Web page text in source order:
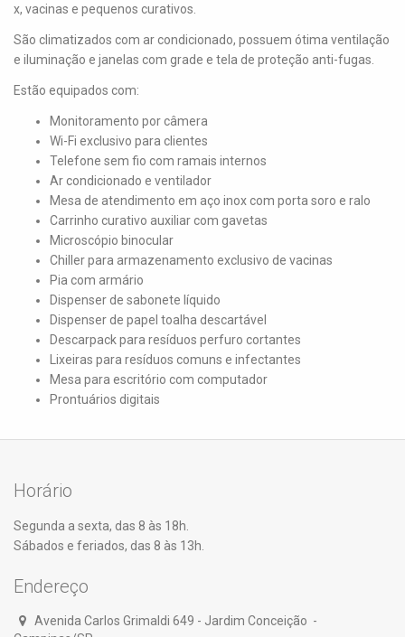
x, vacinas e pequenos curativos.
São climatizados com ar condicionado, possuem ótima ventilação
e iluminação e janelas com grade e tela de proteção anti-fugas.
Estão equipados com:
Monitoramento por câmera
Wi-Fi exclusivo para clientes
Telefone sem fio com ramais internos
Ar condicionado e ventilador
Mesa de atendimento em aço inox com porta soro e ralo
Carrinho curativo auxiliar com gavetas
Microscópio binocular
Chiller para armazenamento exclusivo de vacinas
Pia com armário
Dispenser de sabonete líquido
Dispenser de papel toalha descartável
Descarpack para resíduos perfuro cortantes
Lixeiras para resíduos comuns e infectantes
Mesa para escritório com computador
Prontuários digitais
Horário
Segunda a sexta, das 8 às 18h.
Sábados e feriados, das 8 às 13h.
Endereço
Avenida Carlos Grimaldi 649 - Jardim Conceição -